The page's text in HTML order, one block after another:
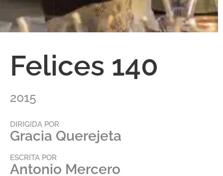
Felices 140
2015
DIRIGIDA POR
Gracia Querejeta
ESCRITA POR
Antonio Mercero